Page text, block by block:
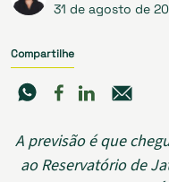
31 de agosto de
Compartilhe
A previsão é que
ao Reservatório de